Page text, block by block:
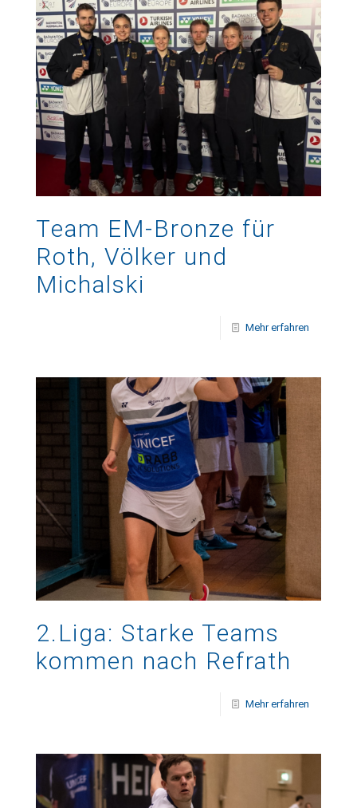
Team EM-Bronze für
Roth, Völker und
Michalski
Mehr erfahren
2.Liga: Starke Teams
kommen nach Refrath
Mehr erfahren